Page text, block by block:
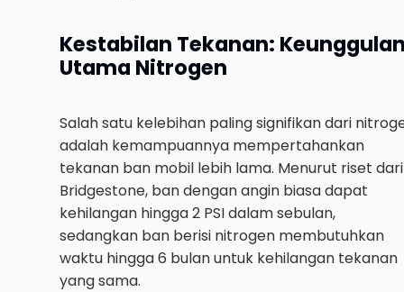
Kestabilan Tekanan:
Utama Nitrogen
Salah satu kelebihan paling signifikan dari
adalah kemampuannya mempertahankan
tekanan ban mobil lebih lama. Menurut riset dari
Bridgestone, ban dengan angin biasa dapat
kehilangan hingga 2 PSI dalam sebulan,
sedangkan ban berisi nitrogen membutuhkan
waktu hingga 6 bulan untuk kehilangan tekanan
yang sama.